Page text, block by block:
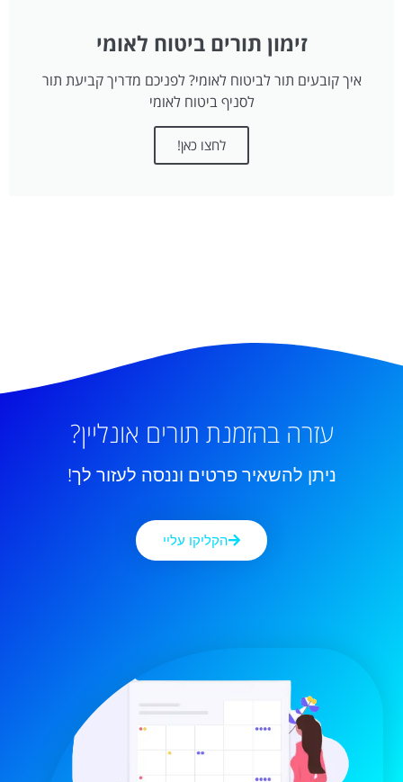
זימון תורים ביטוח לאומי
איך קובעים תור לביטוח לאומי? לפניכם מדריך קביעת תור
לסניף ביטוח לאומי
לחצו כאן!
עזרה בהזמנת תורים אונליין?
ניתן להשאיר פרטים וננסה לעזור לך!
הקליקו עליי